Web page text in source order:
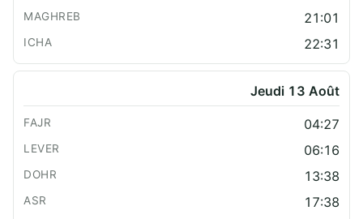
21:01
22:31
Jeudi 13 Août
04:27
06:16
13:38
17:38